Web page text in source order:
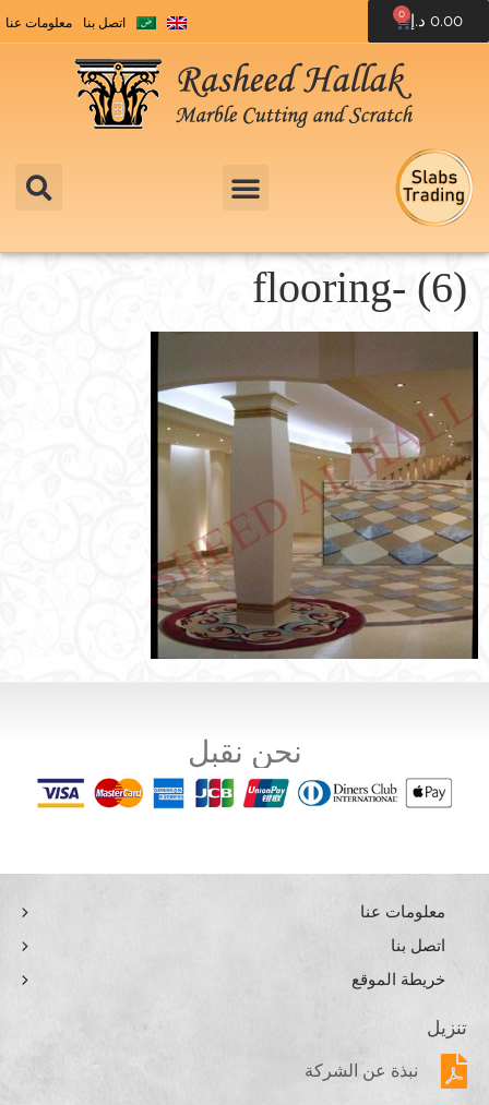
0.00 د.إ 0
اتصل بنا معلومات عنا
flooring- (6)
نحن نقبل
معلومات عنا
اتصل بنا
خريطة الموقع
تنزيل
نبذة عن الشركة